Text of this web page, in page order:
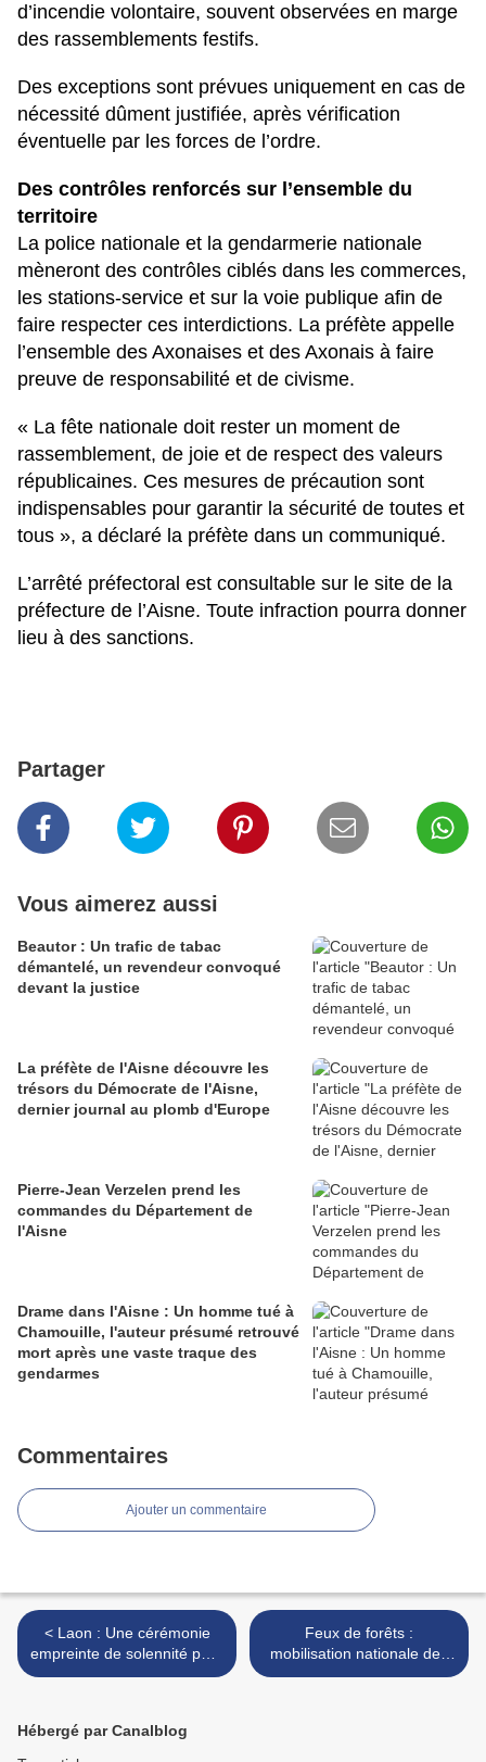
d’incendie volontaire, souvent observées en marge
des rassemblements festifs.
Des exceptions sont prévues uniquement en cas de
nécessité dûment justifiée, après vérification
éventuelle par les forces de l’ordre.
Des contrôles renforcés sur l’ensemble du
territoire
La police nationale et la gendarmerie nationale
mèneront des contrôles ciblés dans les commerces,
les stations-service et sur la voie publique afin de
faire respecter ces interdictions. La préfète appelle
l’ensemble des Axonaises et des Axonais à faire
preuve de responsabilité et de civisme.
« La fête nationale doit rester un moment de
rassemblement, de joie et de respect des valeurs
républicaines. Ces mesures de précaution sont
indispensables pour garantir la sécurité de toutes et
tous », a déclaré la préfète dans un communiqué.
L’arrêté préfectoral est consultable sur le site de la
préfecture de l’Aisne. Toute infraction pourra donner
lieu à des sanctions.
Partager
Vous aimerez aussi
Beautor : Un trafic de tabac
démantelé, un revendeur convoqué
devant la justice
La préfète de l'Aisne découvre les
trésors du Démocrate de l'Aisne,
dernier journal au plomb d'Europe
Pierre-Jean Verzelen prend les
commandes du Département de
l'Aisne
Drame dans l'Aisne : Un homme tué à
Chamouille, l'auteur présumé retrouvé
mort après une vaste traque des
gendarmes
Commentaires
Ajouter un commentaire
< Laon : Une cérémonie
empreinte de solennité pour
la Journée de la Police
Feux de forêts :
mobilisation nationale des
secours, les sapeurs-
Hébergé par Canalblog